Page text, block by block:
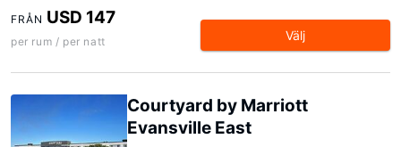
FRÅN USD 147
per rum / per natt Välj
Courtyard by Marriott
Evansville East